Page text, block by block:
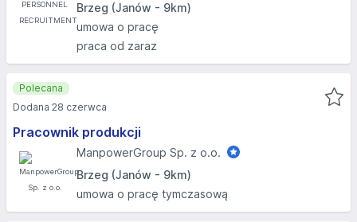
Brzeg (Janów - 9km)
umowa o pracę
praca od zaraz
Pracownik produkcji
ManpowerGroup Sp. z o.o.
Brzeg (Janów - 9km)
umowa o pracę tymczasową
Polecana
Dodana 28 czerwca